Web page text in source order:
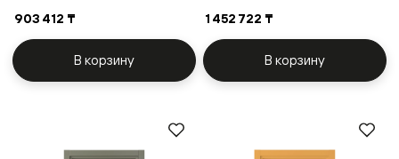
903 412 ₸
В корзину
1 452 722 ₸
В корзину